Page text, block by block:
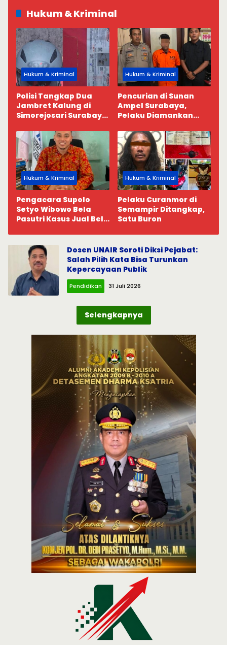
Hukum & Kriminal
Hukum & Kriminal
Polisi Tangkap Dua
Jambret Kalung di
Simorejosari Surabaya,
Hukum & Kriminal
Pencurian di Sunan
Ampel Surabaya,
Pelaku Diamankan
Hukum & Kriminal
Pengacara Supolo
Setyo Wibowo Bela
Pasutri Kasus Jual Beli
Hukum & Kriminal
Pelaku Curanmor di
Semampir Ditangkap,
Satu Buron
Dosen UNAIR Soroti Diksi Pejabat:
Salah Pilih Kata Bisa Turunkan
Kepercayaan Publik
Pendidikan 31 Juli 2026
Selengkapnya